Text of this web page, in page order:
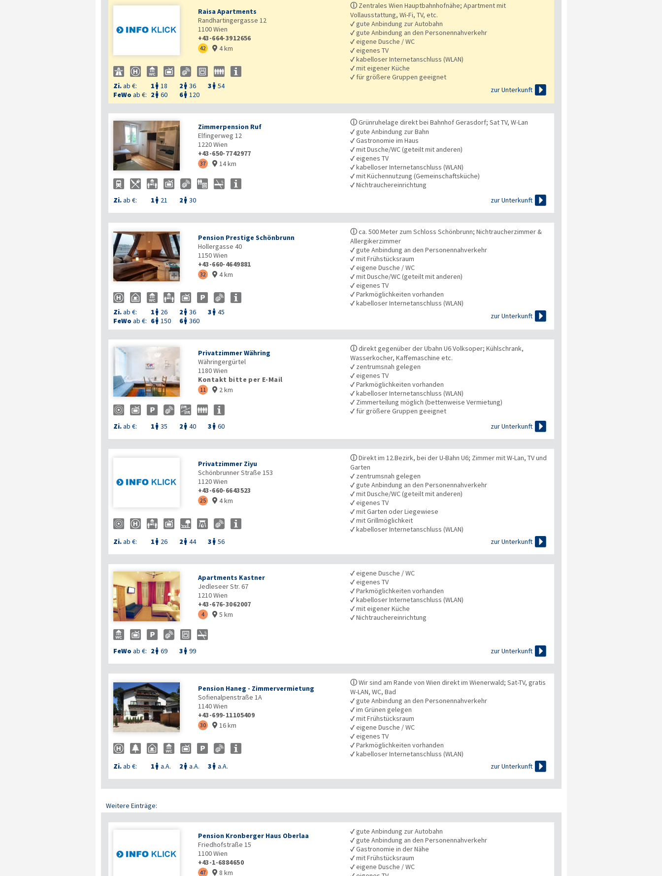
Raisa Apartments
Randhartingergasse 12
1100Wien
+43-664-3912656
42  4 km
Zi.ab €: 1  18 2  36 3  54
FeWo ab €: 2  60 6 120
ⓘ Zentrales Wien Hauptbahnhofnähe; Apartment mit
Vollausstattung, Wi-Fi, TV, etc.
✓gute Anbindung zur Autobahn
✓gute Anbindung an den Personennahverkehr
✓eigene Dusche / WC
✓eigenes TV
✓kabelloser Internetanschluss (WLAN)
✓mit eigener Küche
✓ für größere Gruppen geeignet
zur Unterkunft

Zimmerpension Ruf
Elfingerweg 12
1220Wien
+43-650-7742977
37  14 km
Zi.ab €: 1  21 2  30
ⓘGrünruhelage direkt bei Bahnhof Gerasdorf; Sat TV, W-Lan
✓gute Anbindung zur Bahn
✓Gastronomie im Haus
✓mit Dusche/WC (geteilt mit anderen)
✓eigenes TV
✓kabelloser Internetanschluss (WLAN)
✓mit Küchennutzung (Gemeinschaftsküche)
✓Nichtrauchereinrichtung
zur Unterkunft 

Pension Prestige Schönbrunn
Hollergasse 40
1150Wien
+43-660-4649881
32  4 km
Zi.ab €: 1  26 2  36 3  45
FeWo ab €: 6 150 6 360
ⓘca. 500 Meter zum Schloss Schönbrunn; Nichtraucherzimmer &
Allergikerzimmer
✓gute Anbindung an den Personennahverkehr
✓mit Frühstücksraum
✓eigene Dusche / WC
✓mit Dusche/WC (geteilt mit anderen)
✓eigenes TV
✓Parkmöglichkeiten vorhanden
✓kabelloser Internetanschluss (WLAN)
zur Unterkunft

Privatzimmer Währing
Währingergürtel
1180Wien
Kontakt bitte per E-Mail
11  2 km
Zi.ab €: 1  35 2  40 3  60
ⓘdirekt gegenüber der Ubahn U6 Volksoper; Kühlschrank,
Wasserkocher, Kaffemaschine etc.
✓ zentrumsnah gelegen
✓eigenes TV
✓Parkmöglichkeiten vorhanden
✓kabelloser Internetanschluss (WLAN)
✓ Zimmerteilung möglich (bettenweise Vermietung)
✓ für größere Gruppen geeignet
zur Unterkunft 
Privatzimmer Ziyu
Schönbrunner Straße 153
1120Wien
+43-660-6643523
25  4 km
Zi.ab €: 1  26 2  44 3  56
ⓘDirekt im 12.Bezirk, bei der U-Bahn U6; Zimmer mit W-Lan, TV und
Garten
✓ zentrumsnah gelegen
✓gute Anbindung an den Personennahverkehr
✓mit Dusche/WC (geteilt mit anderen)
✓eigenes TV
✓mit Garten oder Liegewiese
✓mit Grillmöglichkeit
✓kabelloser Internetanschluss (WLAN)
zur Unterkunft 
Apartments Kastner
Jedleseer Str. 67
1210Wien
+43-676-3062007
4  5 km
FeWo ab €: 2  69 3  99
✓eigene Dusche / WC
✓eigenes TV
✓Parkmöglichkeiten vorhanden
✓kabelloser Internetanschluss (WLAN)
✓mit eigener Küche
✓Nichtrauchereinrichtung
zur Unterkunft 
Pension Haneg - Zimmervermietung
Sofienalpenstraße 1A
1140Wien
+43-699-11105409
30  16 km
Zi.ab €: 1  a.A. 2  a.A. 3  a.A.
ⓘWir sind am Rande von Wien direkt im Wienerwald; Sat-TV, gratis
W-LAN, WC, Bad
✓gute Anbindung an den Personennahverkehr
✓im Grünen gelegen
✓mit Frühstücksraum
✓eigene Dusche / WC
✓eigenes TV
✓Parkmöglichkeiten vorhanden
✓kabelloser Internetanschluss (WLAN)
zur Unterkunft 
Weitere Einträge:
Pension Kronberger Haus Oberlaa
Friedhofstraße 15
1100Wien
+43-1-6884650
47  8 km
✓gute Anbindung zur Autobahn
✓gute Anbindung an den Personennahverkehr
✓Gastronomie in der Nähe
✓mit Frühstücksraum
✓eigene Dusche / WC